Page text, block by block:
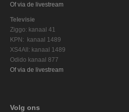
Of via de livestream
Televisie
Ziggo: kanaal 41
KPN: kanaal 1489
XS4All: kanaal 1489
Odido kanaal 877
Of via de livestream
Volg ons